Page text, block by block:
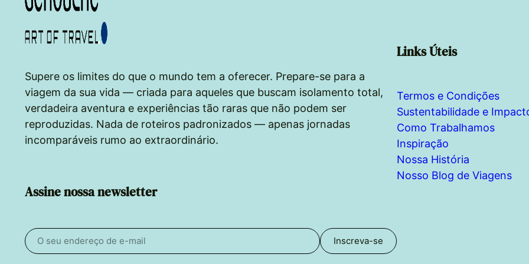
Supere os limites do que o mundo tem a oferecer. Prepare-se para a
viagem da sua vida — criada para aqueles que buscam isolamento total,
verdadeira aventura e experiências tão raras que não podem ser
reproduzidas. Nada de roteiros padronizados — apenas jornadas
incomparáveis rumo ao extraordinário.
Assine nossa newsletter
Email
Inscreva-se
Links Úteis
Termos e Condições
Sustentabilidade e
Como Trabalhamos
Inspiração
Nossa História
Nosso Blog de Viagens